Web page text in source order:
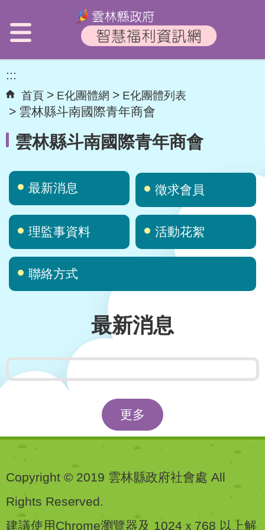
:::
首頁 E化團體網 E化團體列表
雲林縣斗南國際青年商會
雲林縣斗南國際青年商會
最新消息 徵求會員
理監事資料 活動花絮
聯絡方式
最新消息
更多
Copyright © 2019 雲林縣政府社會處 All
Rights Reserved.
建議使用Chrome瀏覽器及 1024ｘ768 以上解